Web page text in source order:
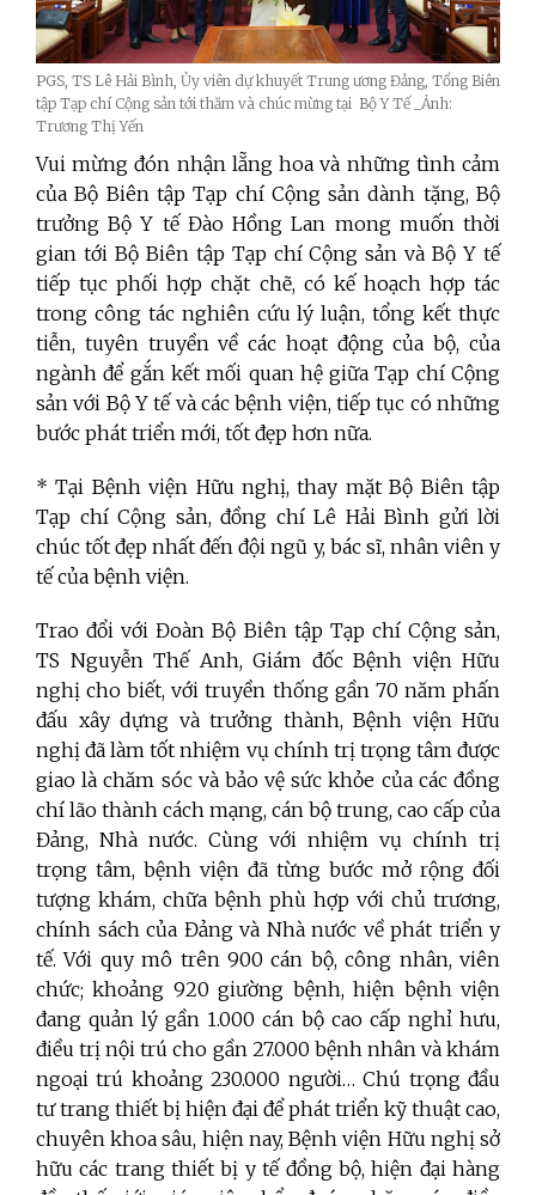
PGS, TS Lê Hải Bình, Ủy viên dự khuyết Trung ương Đảng, Tổng Biên
tập Tạp chí Cộng sản tới thăm và chúc mừng tại Bộ Y Tế _Ảnh:
Trương Thị Yến
Vui mừng đón nhận lẵng hoa và những tình cảm
của Bộ Biên tập Tạp chí Cộng sản dành tặng, Bộ
trưởng Bộ Y tế Đào Hồng Lan mong muốn thời
gian tới Bộ Biên tập Tạp chí Cộng sản và Bộ Y tế
tiếp tục phối hợp chặt chẽ, có kế hoạch hợp tác
trong công tác nghiên cứu lý luận, tổng kết thực
tiễn, tuyên truyền về các hoạt động của bộ, của
ngành để gắn kết mối quan hệ giữa Tạp chí Cộng
sản với Bộ Y tế và các bệnh viện, tiếp tục có những
bước phát triển mới, tốt đẹp hơn nữa.
* Tại Bệnh viện Hữu nghị, thay mặt Bộ Biên tập
Tạp chí Cộng sản, đồng chí Lê Hải Bình gửi lời
chúc tốt đẹp nhất đến đội ngũ y, bác sĩ, nhân viên y
tế của bệnh viện.
Trao đổi với Đoàn Bộ Biên tập Tạp chí Cộng sản,
TS Nguyễn Thế Anh, Giám đốc Bệnh viện Hữu
nghị cho biết, với truyền thống gần 70 năm phấn
đấu xây dựng và trưởng thành, Bệnh viện Hữu
nghị đã làm tốt nhiệm vụ chính trị trọng tâm được
giao là chăm sóc và bảo vệ sức khỏe của các đồng
chí lão thành cách mạng, cán bộ trung, cao cấp của
Đảng, Nhà nước. Cùng với nhiệm vụ chính trị
trọng tâm, bệnh viện đã từng bước mở rộng đối
tượng khám, chữa bệnh phù hợp với chủ trương,
chính sách của Đảng và Nhà nước về phát triển y
tế. Với quy mô trên 900 cán bộ, công nhân, viên
chức; khoảng 920 giường bệnh, hiện bệnh viện
đang quản lý gần 1.000 cán bộ cao cấp nghỉ hưu,
điều trị nội trú cho gần 27.000 bệnh nhân và khám
ngoại trú khoảng 230.000 người… Chú trọng đầu
tư trang thiết bị hiện đại để phát triển kỹ thuật cao,
chuyên khoa sâu, hiện nay, Bệnh viện Hữu nghị sở
hữu các trang thiết bị y tế đồng bộ, hiện đại hàng